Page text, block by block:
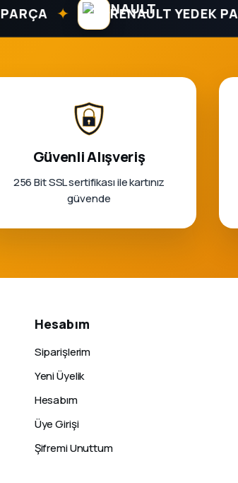
✦ RENAULT YEDEK PARÇA
Güvenli Alışveriş
256 Bit SSL sertifikası ile kartınız
güvende
Hesabım
Siparişlerim
Yeni Üyelik
Hesabım
Üye Girişi
Şifremi Unuttum